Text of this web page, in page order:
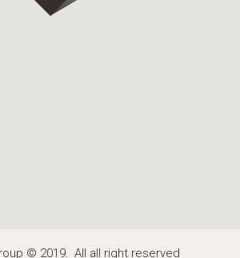
© 2019 All all right reserved